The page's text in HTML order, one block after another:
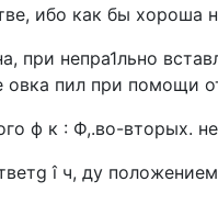
ибо как бы хороша
при непра1льно
овка пил при помощи
ф к : Ф,.во-вторых.
î ч, ду